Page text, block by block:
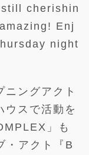
cherishin
Enj
night
ニングアクト
ウスで活動を
」も
・アクト『B